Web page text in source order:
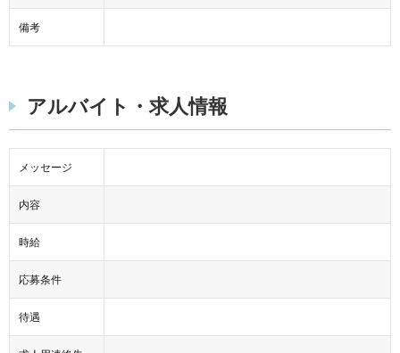
備考
アルバイト・求人情報
メッセージ
内容
時給
応募条件
待遇